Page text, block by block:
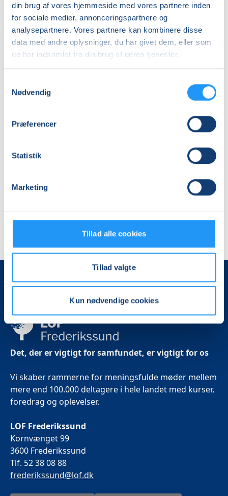
din brug af vores hjemmeside med vores partnere inden
for sociale medier, annonceringspartnere og
analysepartnere. Vores partnere kan kombinere disse
data med andre oplysninger, du har givet dem, eller som
de har indsamlet fra din brug af deres tjenester.
Nødvendig
Præferencer
Statistik
Marketing
Tillad alle cookies
Tillad valgte
Kun nødvendige cookies
Klaver
-
og
øvede
Venteliste
Frederikssund
Det, der er vigtigt for samfundet, er vigtigt for os
Vi skaber rammerne for meningsfulde møder mellem
mere end 100.000 deltagere i hele landet med kurser,
foredrag og oplevelser.
LOF Frederikssund
Kornvænget 99
3600 Frederikssund
Tlf. 52 38 08 88
frederikssund@lof.dk